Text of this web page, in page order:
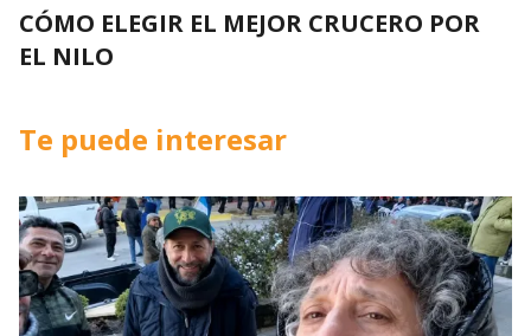
CÓMO ELEGIR EL MEJOR CRUCERO POR
EL NILO
Te puede interesar